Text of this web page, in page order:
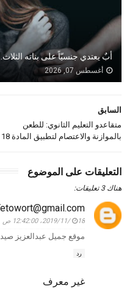
أبٌ يعتدي جنسيّاً على بناته
أغسطس 07, 2026
السابق
متقاعدو التعليم الثانوي: للطعن
بالموازنة والاعتصام لتطبيق المادة 18
التعليقات على الموضوع
هناك 3 تعليقات:
18‏/11‏/2019، 12:42:00 ص
موقع جميل عبدالعزيز صيدا
رد
غير معرف